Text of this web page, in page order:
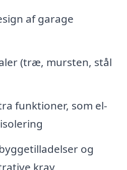
af garage
(træ, mursten, stål
funktioner, som el-
og
krav